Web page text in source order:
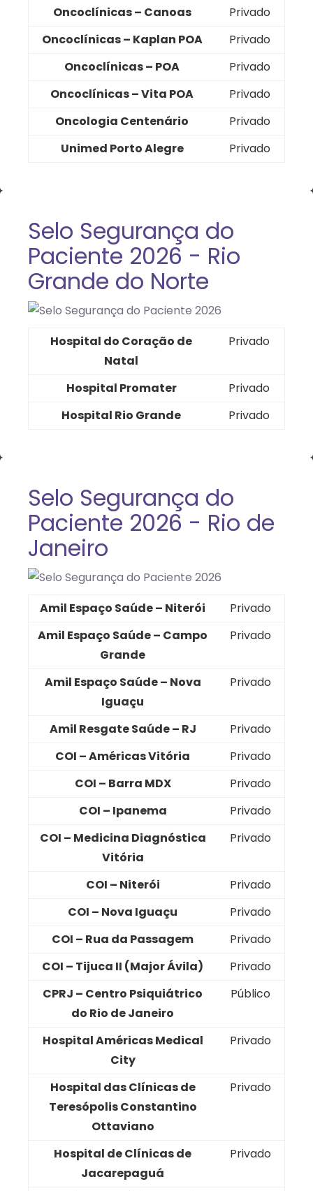
Oncoclínicas – Canoas
Privado
Oncoclínicas – Kaplan POA
Privado
Oncoclínicas – POA
Privado
Oncoclínicas – Vita POA
Privado
Oncologia Centenário
Privado
Unimed Porto Alegre
Privado
Selo Segurança do
Paciente 2026 - Rio
Grande do Norte
Hospital do Coração de
Natal
Privado
Hospital Promater
Privado
Hospital Rio Grande
Privado
Selo Segurança do
Paciente 2026 - Rio de
Janeiro
Amil Espaço Saúde – Niterói
Privado
Amil Espaço Saúde – Campo
Grande
Privado
Amil Espaço Saúde – Nova
Iguaçu
Privado
Amil Resgate Saúde – RJ
Privado
COI – Américas Vitória
Privado
COI – Barra MDX
Privado
COI – Ipanema
Privado
COI – Medicina Diagnóstica
Vitória
Privado
COI – Niterói
Privado
COI – Nova Iguaçu
Privado
COI – Rua da Passagem
Privado
COI – Tijuca II (Major Ávila)
Privado
CPRJ – Centro Psiquiátrico
do Rio de Janeiro
Público
Hospital Américas Medical
City
Privado
Hospital das Clínicas de
Teresópolis Constantino
Ottaviano
Privado
Hospital de Clínicas de
Jacarepaguá
Privado